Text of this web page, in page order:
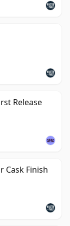
Release
Cask Finish